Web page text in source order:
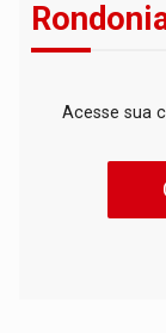
Acesse sua